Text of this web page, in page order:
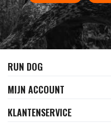
RUN DOG
MIJN ACCOUNT
KLANTENSERVICE